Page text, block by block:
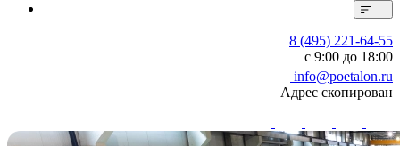
8 (495) 221-64-55
с 9:00 до 18:00
info@poetalon.ru
Адрес скопирован